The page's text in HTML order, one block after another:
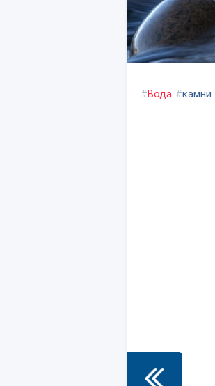
#Вода #камни